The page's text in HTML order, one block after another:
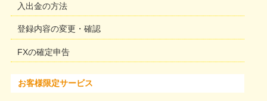
入出金の方法
登録内容の変更・確認
FXの確定申告
お客様限定サービス